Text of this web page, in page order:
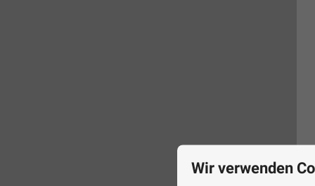
Wir verwenden